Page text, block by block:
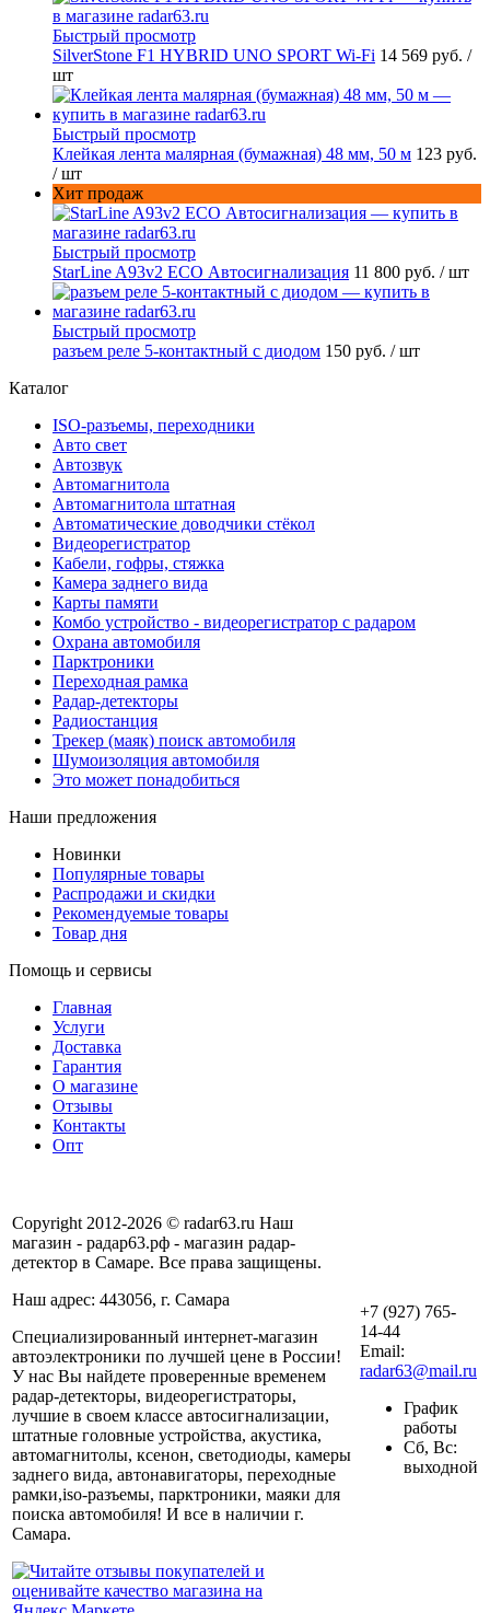
Быстрый просмотр
SilverStone F1 HYBRID UNO SPORT Wi-Fi 14 569 руб. /
шт
Быстрый просмотр
Клейкая лента малярная (бумажная) 48 мм, 50 м 123 руб.
/ шт
Хит продаж
Быстрый просмотр
StarLine A93v2 ECO Автосигнализация 11 800 руб. / шт
Быстрый просмотр
разъем реле 5-контактный с диодом 150 руб. / шт
Каталог
ISO-разъемы, переходники
Авто свет
Автозвук
Автомагнитола
Автомагнитола штатная
Автоматические доводчики стёкол
Видеорегистратор
Кабели, гофры, стяжка
Камера заднего вида
Карты памяти
Комбо устройство - видеорегистратор с радаром
Охрана автомобиля
Парктроники
Переходная рамка
Радар-детекторы
Радиостанция
Трекер (маяк) поиск автомобиля
Шумоизоляция автомобиля
Это может понадобиться
Наши предложения
Новинки
Популярные товары
Распродажи и скидки
Рекомендуемые товары
Товар дня
Помощь и сервисы
Главная
Услуги
Доставка
Гарантия
О магазине
Отзывы
Контакты
Опт
Copyright 2012-2026 © radar63.ru Наш
магазин - радар63.рф - магазин радар-
детектор в Самаре. Все права защищены.
Наш адрес: 443056, г. Самара
Специализированный интернет-магазин
автоэлектроники по лучшей цене в России!
У нас Вы найдете проверенные временем
радар-детекторы, видеорегистраторы,
лучшие в своем классе автосигнализации,
штатные головные устройства, акустика,
автомагнитолы, ксенон, светодиоды, камеры
заднего вида, автонавигаторы, переходные
рамки,iso-разъемы, парктроники, маяки для
поиска автомобиля! И все в наличии г.
Самара.
+7 (927) 765-
14-44
Email:
radar63@mail.ru
График
работы
Сб, Вс:
выходной